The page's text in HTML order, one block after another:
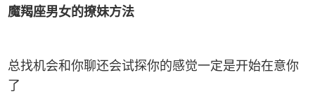
魔羯座男女的撩妹方法
总找机会和你聊还会试探你的感觉一定是开始在意你
了